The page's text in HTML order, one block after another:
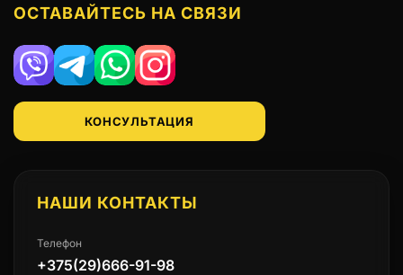
ОСТАВАЙТЕСЬ НА СВЯЗИ
Viber TelegramWhatsAppInstagram
КОНСУЛЬТАЦИЯ
НАШИ КОНТАКТЫ
Телефон
+375(29)666-91-98